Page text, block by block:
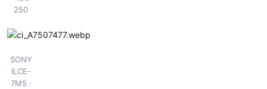
250
SONY
ILCE-
7M5